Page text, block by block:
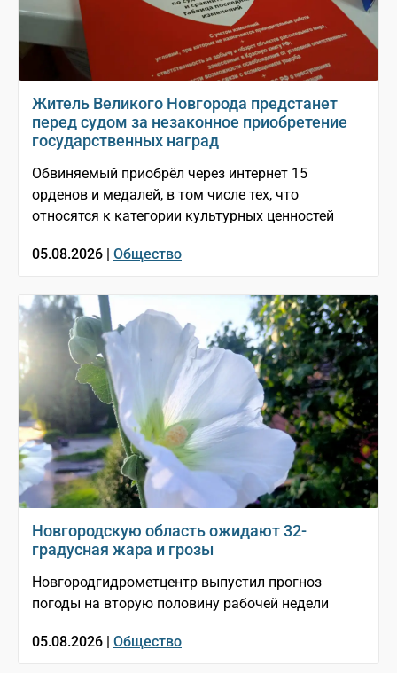
Житель Великого Новгорода предстанет
перед судом за незаконное приобретение
государственных наград
Обвиняемый приобрёл через интернет 15
орденов и медалей, в том числе тех, что
относятся к категории культурных ценностей
05.08.2026 | Общество
Новгородскую область ожидают 32-
градусная жара и грозы
Новгородгидрометцентр выпустил прогноз
погоды на вторую половину рабочей недели
05.08.2026 | Общество